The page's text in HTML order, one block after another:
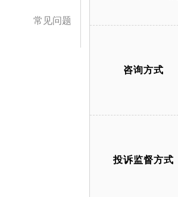
常见问题
咨询方式
投诉监督方式